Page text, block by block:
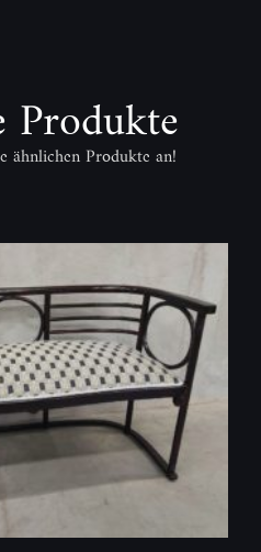
Produkte
ähnlichen Produkte an!